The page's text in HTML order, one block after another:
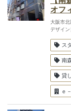
オフ
大阪市
デザイ
ス
南
貸
ｅ